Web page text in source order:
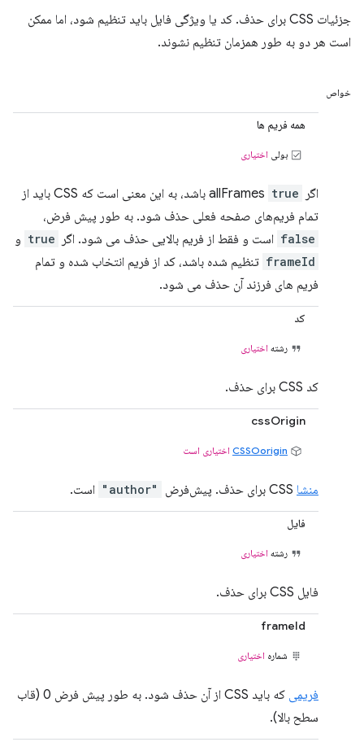
جزئیات CSS برای حذف. کد یا ویژگی فایل باید تنظیم شود، اما ممکن
است هر دو به طور همزمان تنظیم نشوند.
خواص
همه فریم ها
بولی اختیاری
اگر allFrames true
باشد، به این معنی است که CSS باید از
تمام فریم‌های صفحه فعلی حذف شود. به طور پیش فرض،
false است و فقط از فریم بالایی حذف می شود. اگر true و
frameId تنظیم شده باشد، کد از فریم انتخاب شده و تمام
فریم های فرزند آن حذف می شود.
کد
رشته اختیاری
کد CSS برای حذف.
cssOrigin
CSSOorigin اختیاری است
منشا "author" است.
فایل
رشته اختیاری
فایل CSS برای حذف.
frameId
شماره اختیاری
فریمی
که باید CSS از آن حذف شود. به طور پیش فرض 0 (قاب
سطح بالا).